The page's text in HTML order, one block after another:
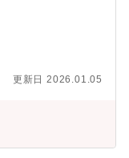
備調整【募集背
技術課 10名【育成
修や資格取得支援、
います。
更新日 2026.01.05